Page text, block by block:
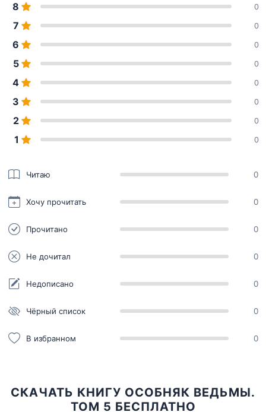
8 0
7 0
6 0
5 0
4 0
3 0
2 0
1 0
Читаю 0
Хочу прочитать 0
Прочитано 0
Не дочитал 0
Недописано 0
Чёрный список 0
В избранном 0
СКАЧАТЬ КНИГУ ОСОБНЯК ВЕДЬМЫ.
ТОМ 5 БЕСПЛАТНО